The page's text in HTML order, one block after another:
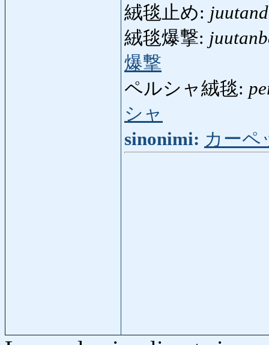
絨毯止め:
絨毯爆撃:
爆撃
ペルシャ絨毯:
シャ
sinonimi: カーペ